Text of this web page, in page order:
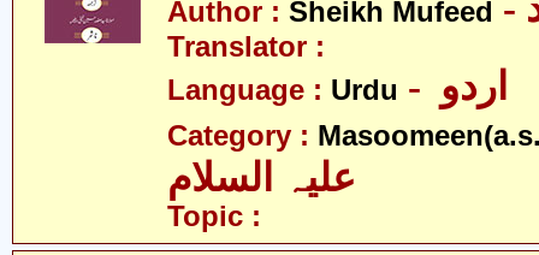
Author : Sheikh Mufeed
Translator :
Language : Urdu
Category :
Topic :